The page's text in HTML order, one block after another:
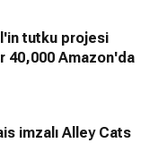
tutku projesi
40,000 Amazon'da
imzalı Alley Cats